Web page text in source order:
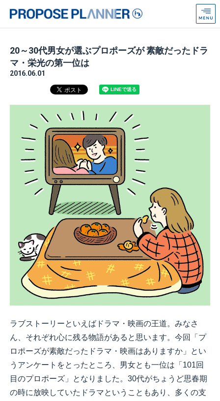
ロ
ズ
ン
ー
from
Anniversaire
20～30代男女が選ぶプロポーズが 素敵だったドラ
マ・栄光の第一位は
2016.06.01
ラブストーリーといえばドラマ・映画の王道。みなさ
ん、それぞれ心に残る物語があると思います。今回「プ
ロポーズが素敵だったドラマ・映画はありますか」とい
うアンケートをとったところ、男女とも一位は「101回
目のプロポーズ」となりました。30代がちょうど思春期
の時に放映していたドラマということもあり、多くの支